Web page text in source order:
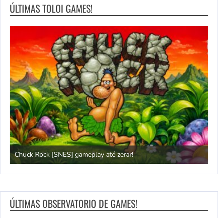
ÚLTIMAS TOLOI GAMES!
Chuck Rock [SNES] gameplay até zerar!
ÚLTIMAS OBSERVATORIO DE GAMES!